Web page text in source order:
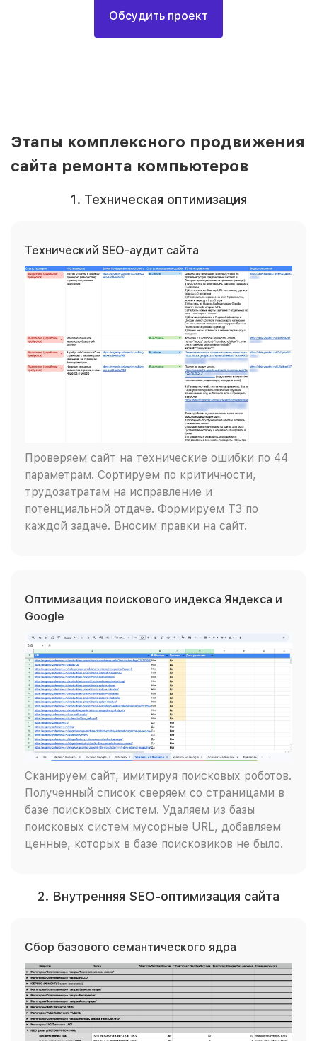
Обсудить проект
Этапы комплексного продвижения
сайта ремонта компьютеров
1. Техническая оптимизация
Технический SEO-аудит сайта
Проверяем сайт на технические ошибки по 44
параметрам. Сортируем по критичности,
трудозатратам на исправление и
потенциальной отдаче. Формируем ТЗ по
каждой задаче. Вносим правки на сайт.
Оптимизация поискового индекса Яндекса и
Google
Сканируем сайт, имитируя поисковых роботов.
Полученный список сверяем со страницами в
базе поисковых систем. Удаляем из базы
поисковых систем мусорные URL, добавляем
ценные, которых в базе поисковиков не было.
2. Внутренняя SEO-оптимизация сайта
Сбор базового семантического ядра